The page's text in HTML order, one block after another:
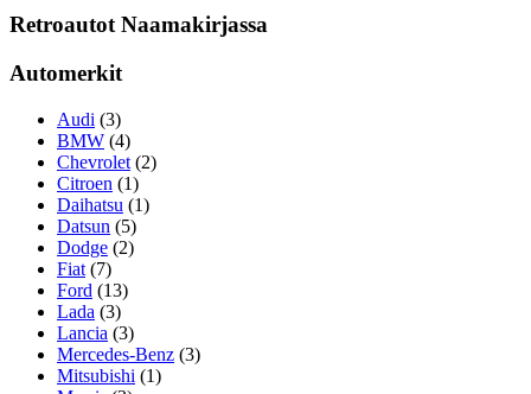
Retroautot Naamakirjassa
Automerkit
Audi (3)
BMW (4)
Chevrolet (2)
Citroen (1)
Daihatsu (1)
Datsun (5)
Dodge (2)
Fiat (7)
Ford (13)
Lada (3)
Lancia (3)
Mercedes-Benz (3)
Mitsubishi (1)